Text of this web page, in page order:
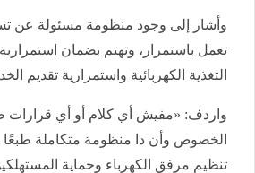
وأشار إلى وجود منظومة مسئولة عن
تعمل باستمرار، وتهتم بضمان
التغذية الكهربائية واستمرارية تقديم
واردف: «مفيش أي كلام أو أي قرارات
الخصوص وأن دا منظومة متكاملة طبعًا
تنظيم مرفق الكهرباء وحماية